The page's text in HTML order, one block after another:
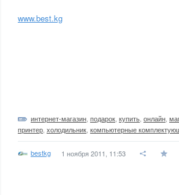
www.best.kg
интернет-магазин подарок купить онлайн
принтер холодильник компьютерные
bestkg 1 ноября 2011, 11:53